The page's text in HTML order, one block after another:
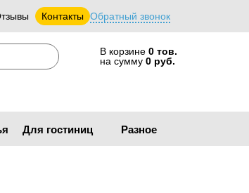
Контакты Обратный звонок
В корзине 0 тов.
на сумму 0 руб.
Для гостиниц Разное